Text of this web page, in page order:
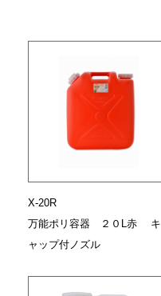
X-20R
万能ポリ容器 ２０L赤 キ
ャップ付ノズル